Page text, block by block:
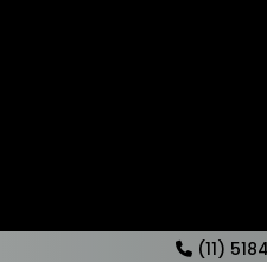
(11)